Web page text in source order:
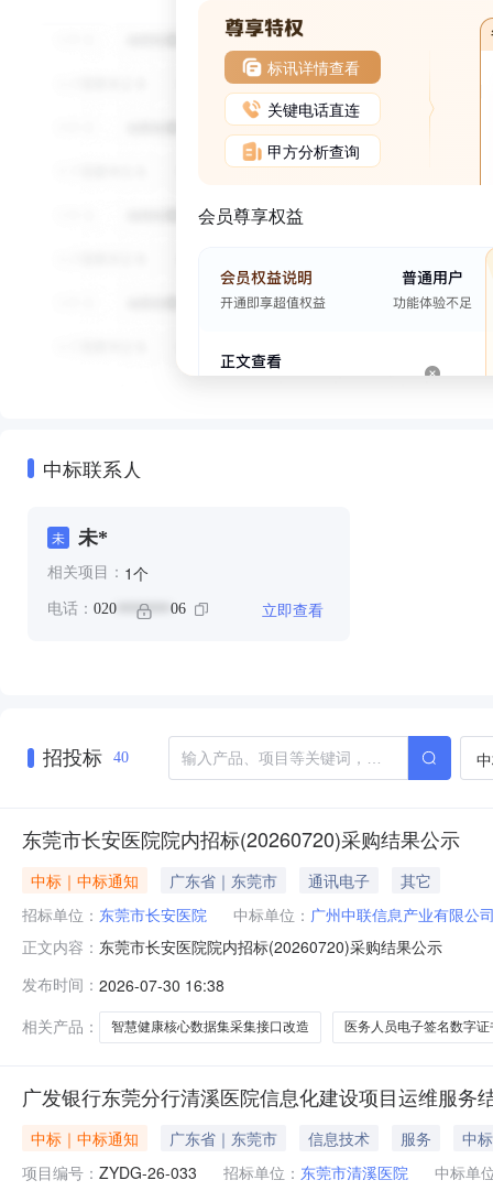
标讯详情查看
关键电话直连
甲方分析查询
会员尊享权益
中标联系人
未 未*
相关项目： 1个
电话： 020 ******* 06 立即查看
招投标 40
东莞市长安医院院内招标(20260720)采购结果公示
中标｜中标通知 广东省｜东莞市 通讯电子
其它
招标单位： 东莞市长安医院 中标单位： 广州中联信息产业有限公
正文内容： 东莞市长安医院院内招标(20260720)采购结果公示
发布时间： 2026-07-30 16:38
相关产品：
智慧健康核心数据集采集接口改造 医务人员电子签名数字证
广发银行东莞分行清溪医院信息化建设项目运维服务
中标｜中标通知 广东省｜东莞市 信息技术 服务
中
项目编号： ZYDG-26-033 招标单位： 东莞市清溪医院
中标单